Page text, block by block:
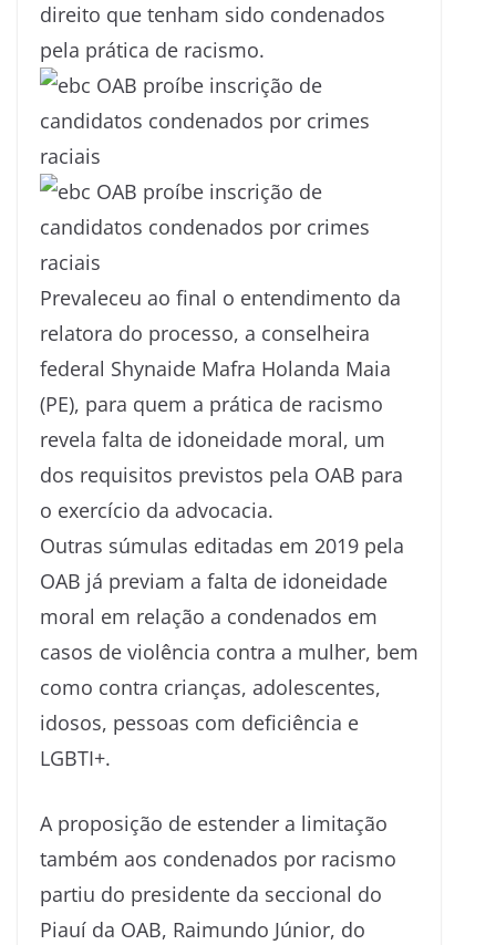
direito que tenham sido condenados
pela prática de racismo.
Prevaleceu ao final o entendimento da
relatora do processo, a conselheira
federal Shynaide Mafra Holanda Maia
(PE), para quem a prática de racismo
revela falta de idoneidade moral, um
dos requisitos previstos pela OAB para
o exercício da advocacia.
Outras súmulas editadas em 2019 pela
OAB já previam a falta de idoneidade
moral em relação a condenados em
casos de violência contra a mulher, bem
como contra crianças, adolescentes,
idosos, pessoas com deficiência e
LGBTI+.
A proposição de estender a limitação
também aos condenados por racismo
partiu do presidente da seccional do
Piauí da OAB, Raimundo Júnior, do